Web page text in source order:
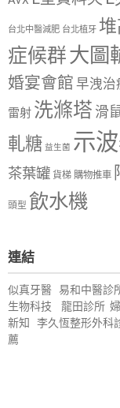
台北中醫減肥 台北植牙
症候群大圖
婚宴會館 早洩治
雷射 洗滌塔 滑
軋糖 益生菌 示
茶葉罐 貨梯 購物推車
頭型 飲水機
連結
似真牙醫 易和中醫診
生物科技
龍田診所
新知
李久恆整形外科
薦